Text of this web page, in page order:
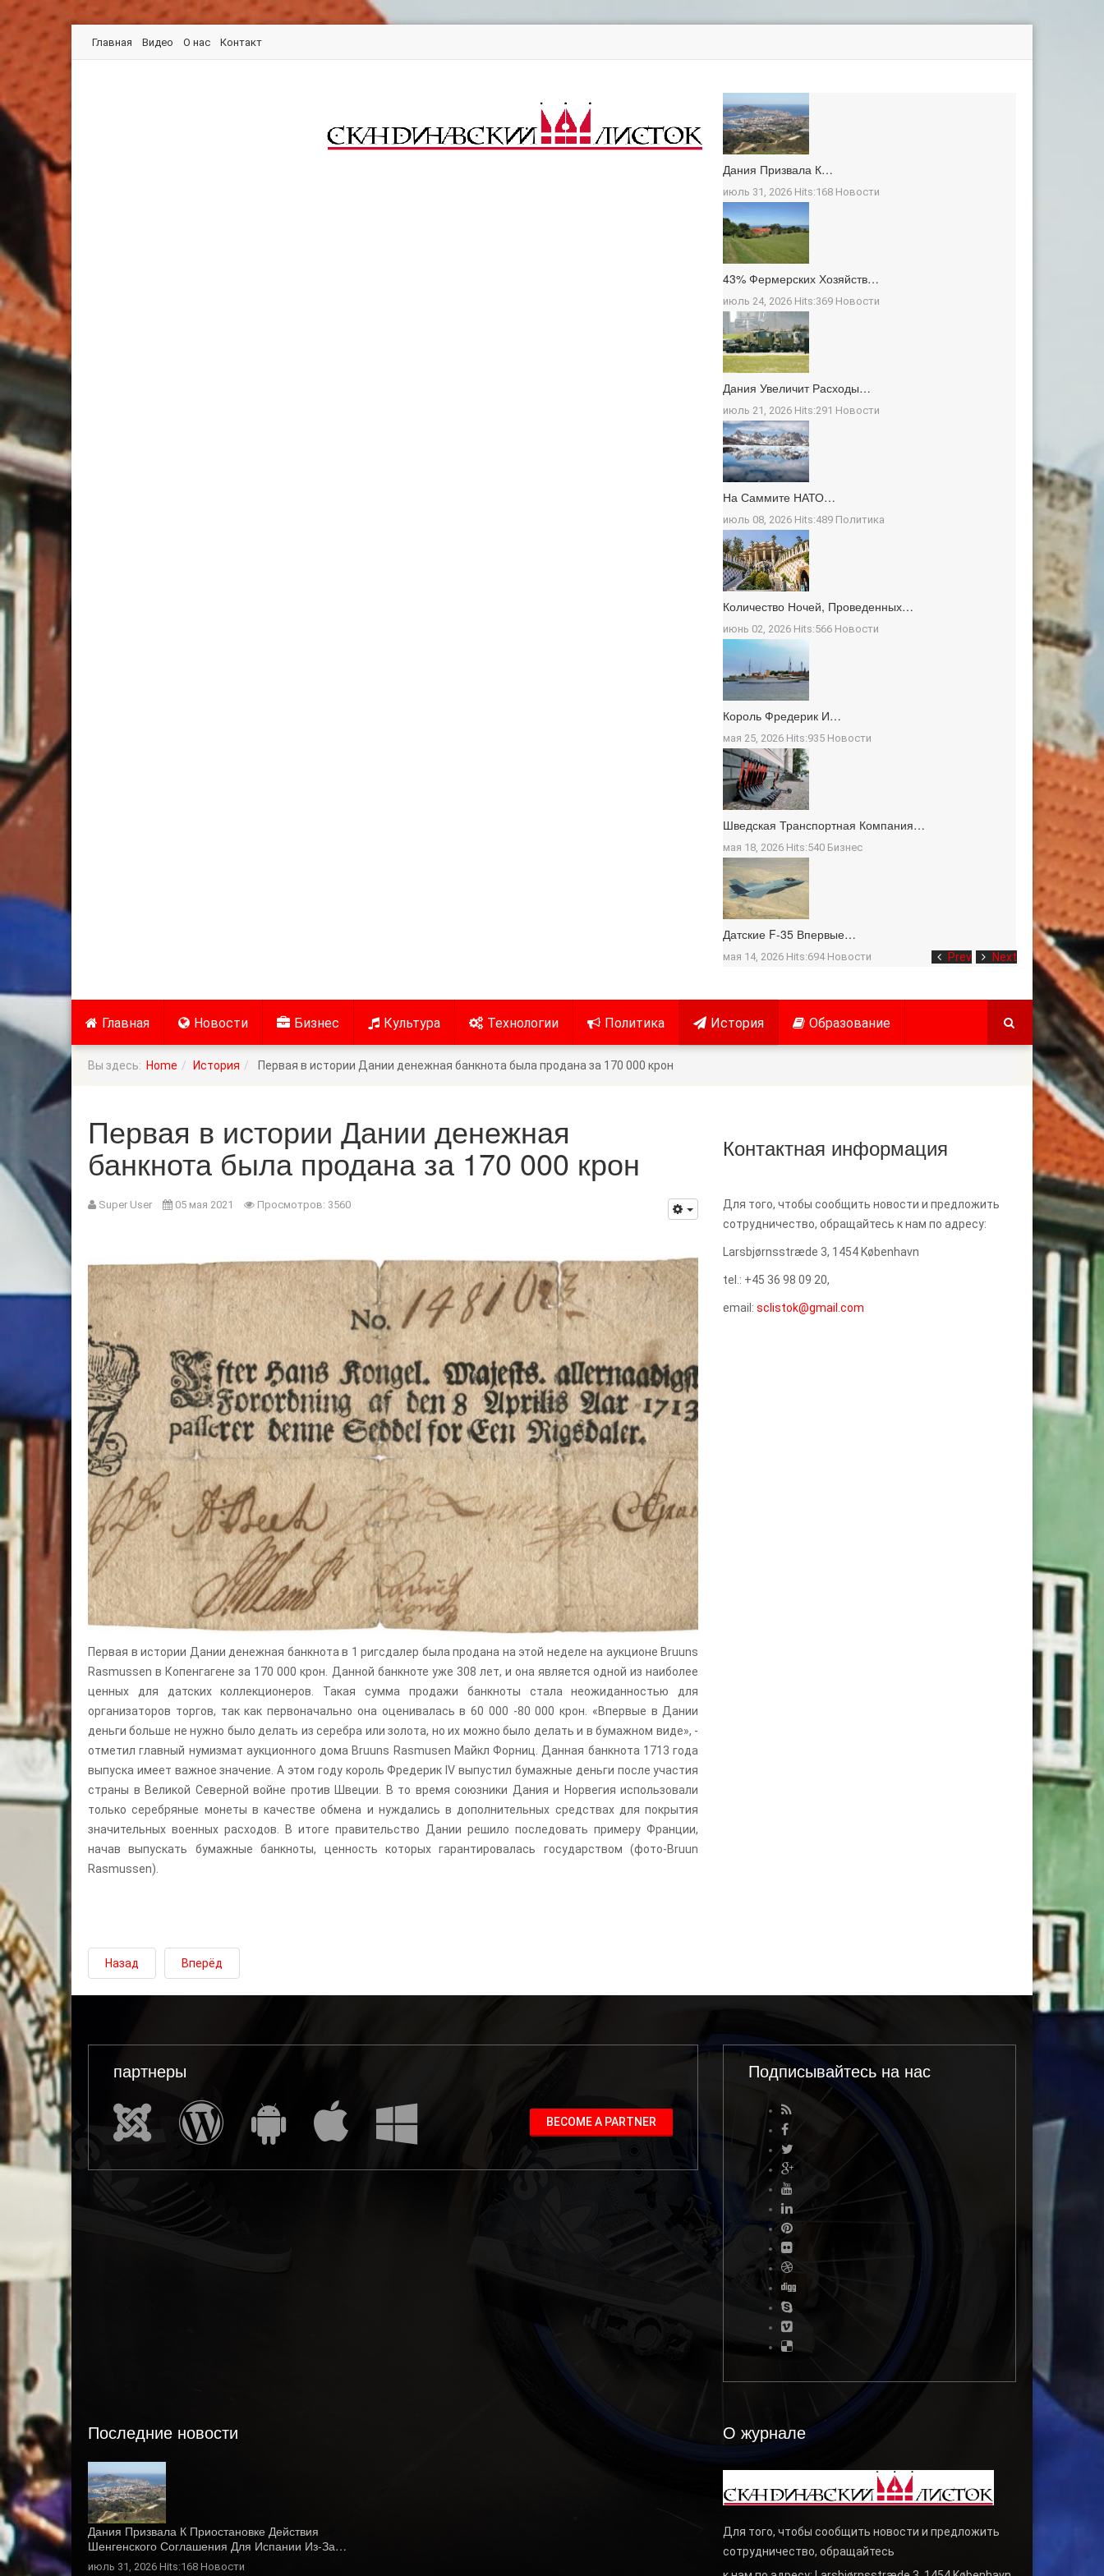
Главная Видео О нас Контакт
Prev Next
Дания Призвала К…
июль 31, 2026 Hits:168 Новости
43% Фермерских Хозяйств…
июль 24, 2026 Hits:369 Новости
Дания Увеличит Расходы…
июль 21, 2026 Hits:291 Новости
На Саммите НАТО…
июль 08, 2026 Hits:489 Политика
Количество Ночей, Проведенных…
июнь 02, 2026 Hits:566 Новости
Король Фредерик И…
мая 25, 2026 Hits:935 Новости
Шведская Транспортная Компания…
мая 18, 2026 Hits:540 Бизнес
Датские F-35 Впервые…
мая 14, 2026 Hits:694 Новости
Главная Новости Бизнес Культура Технологии Политика История Образование
Вы здесь: Home История Первая в истории Дании денежная банкнота была продана за 170 000 крон
Первая в истории Дании денежная
банкнота была продана за 170 000 крон
Super User 05 мая 2021 Просмотров: 3560
Первая в истории Дании денежная банкнота в 1 ригсдалер была продана на этой неделе на аукционе Bruuns
Rasmussen в Копенгагене за 170 000 крон. Данной банкноте уже 308 лет, и она является одной из наиболее
ценных для датских коллекционеров. Такая сумма продажи банкноты стала неожиданностью для
организаторов торгов, так как первоначально она оценивалась в 60 000 -80 000 крон. «Впервые в Дании
деньги больше не нужно было делать из серебра или золота, но их можно было делать и в бумажном виде», -
отметил главный нумизмат аукционного дома Bruuns Rasmusen Майкл Форниц. Данная банкнота 1713 года
выпуска имеет важное значение. А этом году король Фредерик IV выпустил бумажные деньги после участия
страны в Великой Северной войне против Швеции. В то время союзники Дания и Норвегия использовали
только серебряные монеты в качестве обмена и нуждались в дополнительных средствах для покрытия
значительных военных расходов. В итоге правительство Дании решило последовать примеру Франции,
начав выпускать бумажные банкноты, ценность которых гарантировалась государством (фото-Bruun
Rasmussen).
Назад Вперёд
Контактная информация
Для того, чтобы сообщить новости и предложить
сотрудничество, обращайтесь к нам по адресу:
Larsbjørnsstræde 3, 1454 København
tel.: +45 36 98 09 20,
email:sclistok@gmail.com
партнеры
BECOME A PARTNER
Подписывайтесь на нас
Последние новости
Дания Призвала К Приостановке Действия
Шенгенского Соглашения Для Испании Из-За…
июль 31, 2026 Hits:168 Новости
О журнале
Для того, чтобы сообщить новости и предложить
сотрудничество, обращайтесь